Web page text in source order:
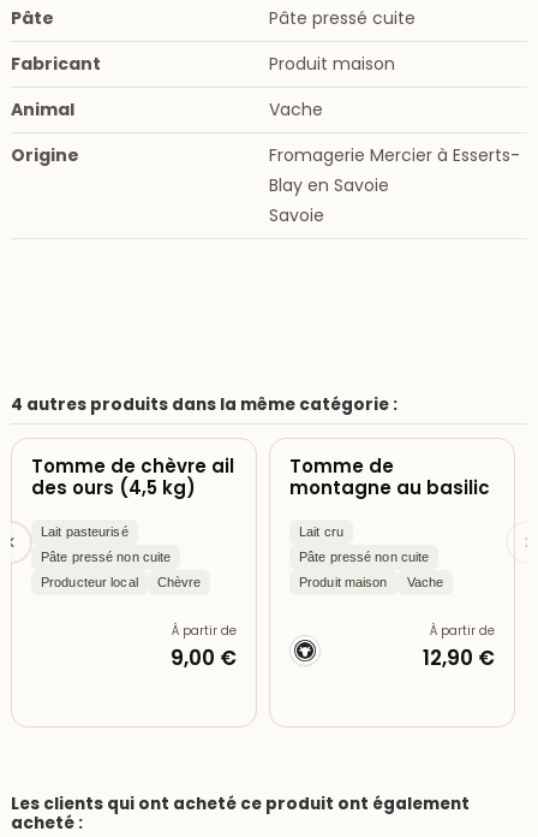
Pâte
Pâte pressé cuite
Fabricant
Produit maison
Animal
Vache
Origine
Fromagerie Mercier à Esserts-
Blay en Savoie
Savoie
4 autres produits dans la même catégorie :
Tomme de chèvre ail
des ours (4,5 kg)
Lait pasteurisé
Pâte pressé non cuite
Producteur local
Chèvre
À partir de
9,00 €
Tomme de
montagne au basilic
Lait cru
Pâte pressé non cuite
Produit maison
Vache
À partir de
12,90 €
Les clients qui ont acheté ce produit ont également
acheté :